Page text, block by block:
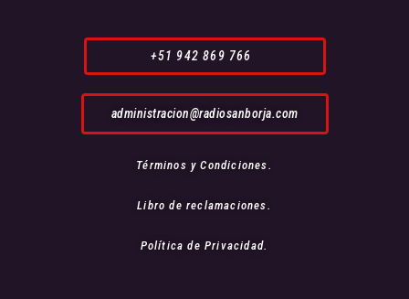
+51 942 869 766
administracion@radiosanborja.com
Términos y Condiciones.
Libro de reclamaciones.
Política de Privacidad.